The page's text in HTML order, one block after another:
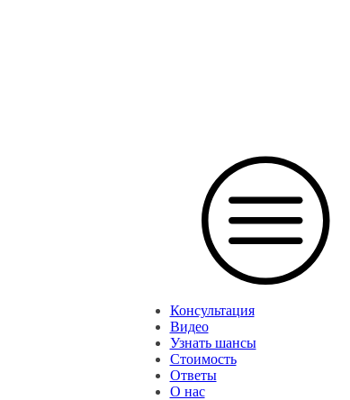
Консультация
Видео
Узнать шансы
Стоимость
Ответы
О нас